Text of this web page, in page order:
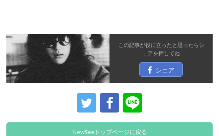
この記事が役に立ったと思ったらシ
ェアを押してね
シェア
NewSeeトップページに戻る